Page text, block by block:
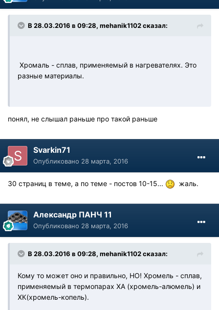
В 28.03.2016 в 09:28, mehanik1102 сказал:
Хромаль - сплав, применяемый в нагревателях. Это
разные материалы.
понял, не слышал раньше про такой раньше
Svarkin71
Опубликовано 28 марта, 2016
30 страниц в теме, а по теме - постов 10-15... жаль.
Александр ПАНЧ 11
Опубликовано 28 марта, 2016
В 28.03.2016 в 09:28, mehanik1102 сказал:
Кому то может оно и правильно, НО! Хромель - сплав,
применяемый в термопарах ХА (хромель-алюмель) и
ХК(хромель-копель).